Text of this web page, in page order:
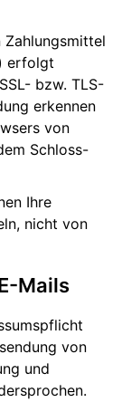
Zahlungsmittel
erfolgt
bzw. TLS-
erkennen
von
Schloss-
Ihre
nicht von
Mails
von
und